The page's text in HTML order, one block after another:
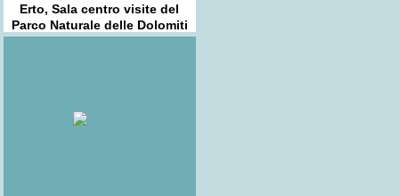
Erto, Sala centro visite del
Parco Naturale delle Dolomiti
Friulane